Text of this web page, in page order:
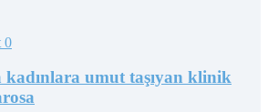
0
kadınlara umut taşıyan klinik